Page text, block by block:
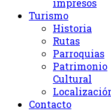
impresos
Turismo
Historia
Rutas
Parroquias
Patrimonio
Cultural
Contacto